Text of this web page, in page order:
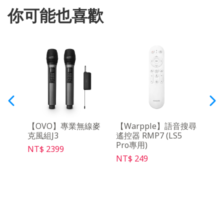
你可能也喜歡
【OVO】專業無線麥
克風組J3
NT$ 2399
【Warpple】語音搜尋
遙控器 RMP7 (LS5
Pro專用)
NT$ 249